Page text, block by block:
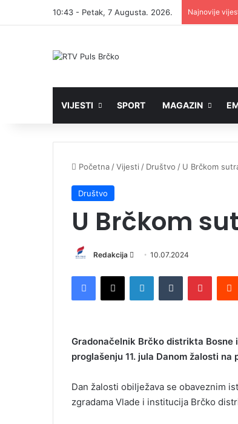
10:43 - Petak, 7 Augusta. 2026. Najnovije
VIJESTI SPORT MAGAZIN
Početna /Vijesti / Društvo / U Brčkom
Društvo
U Brčkom
Redakcija
e
m
i
l
10.07.2024
Gradonačelnik Brčko distrikta Bosne
proglašenju 11. jula Danom žalosti
Dan žalosti obilježava se obaveznim
zgradama Vlade i institucija Brčko